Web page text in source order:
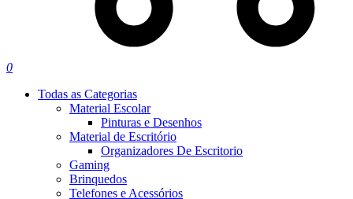
0
Todas as Categorias
Material Escolar
Pinturas e Desenhos
Material de Escritório
Organizadores De Escritorio
Gaming
Brinquedos
Telefones e Acessórios